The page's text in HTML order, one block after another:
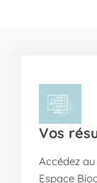
Vos
Accédez
Espace